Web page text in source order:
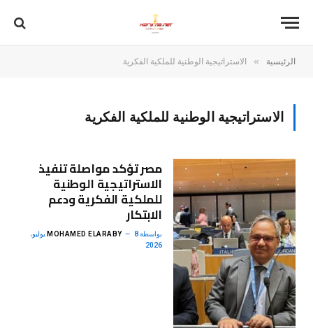
الرئيسية » الاستراتيجية الوطنية للملكية الفكرية
الاستراتيجية الوطنية للملكية الفكرية
مصر تؤكد مواصلة تنفيذ
الاستراتيجية الوطنية
للملكية الفكرية ودعم
الابتكار
بواسطة MOHAMED ELARABY 8 يوليو،
2026